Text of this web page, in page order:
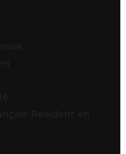
Résident en